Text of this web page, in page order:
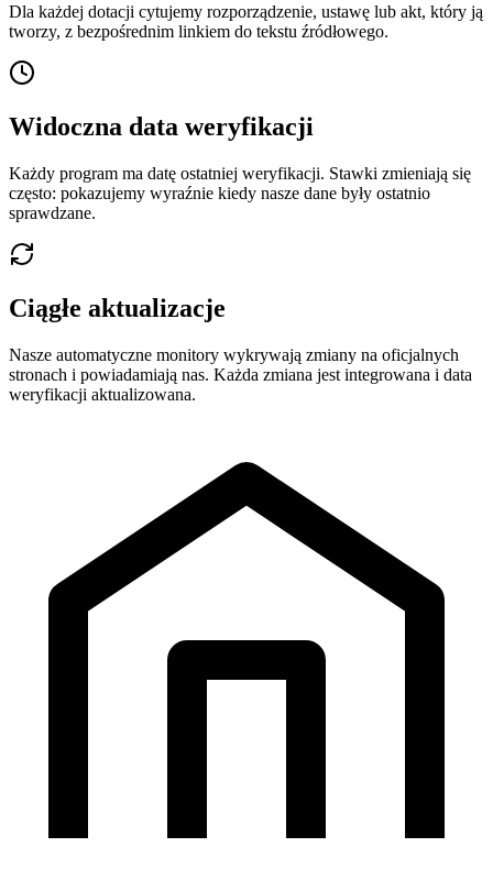
Dla każdej dotacji cytujemy rozporządzenie, ustawę lub akt, który ją
tworzy, z bezpośrednim linkiem do tekstu źródłowego.
Widoczna data weryfikacji
Każdy program ma datę ostatniej weryfikacji. Stawki zmieniają się
często: pokazujemy wyraźnie kiedy nasze dane były ostatnio
sprawdzane.
Ciągłe aktualizacje
Nasze automatyczne monitory wykrywają zmiany na oficjalnych
stronach i powiadamiają nas. Każda zmiana jest integrowana i data
weryfikacji aktualizowana.